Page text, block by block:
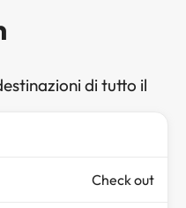
di tutto il
Check out